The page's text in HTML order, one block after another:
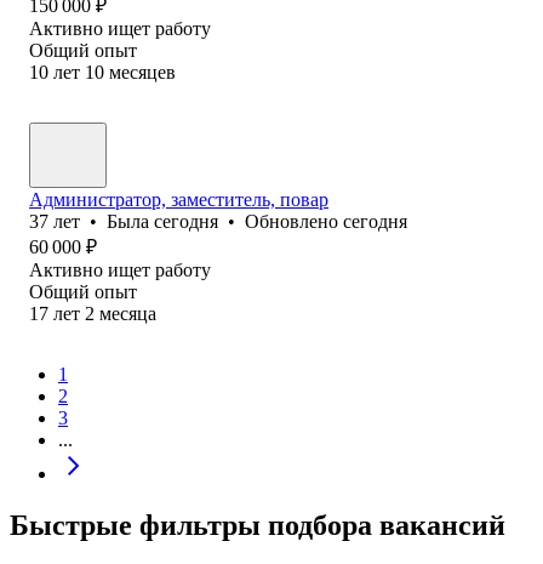
150 000 ₽
Активно ищет работу
Общий опыт
10 лет 10 месяцев
Администратор, заместитель, повар
37 лет • Была сегодня • Обновлено сегодня
60 000 ₽
Активно ищет работу
Общий опыт
17 лет 2 месяца
1
2
3
...
Быстрые фильтры подбора вакансий